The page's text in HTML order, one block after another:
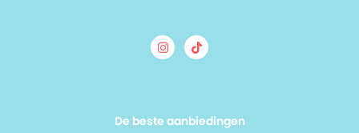
De beste aanbiedingen